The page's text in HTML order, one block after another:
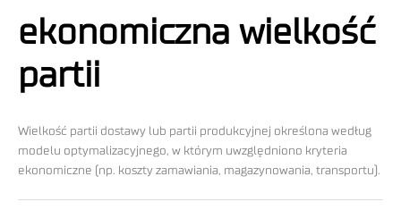
ekonomiczna wielkość
partii
Wielkość partii dostawy lub partii produkcyjnej określona według
modelu optymalizacyjnego, w którym uwzględniono kryteria
ekonomiczne (np. koszty zamawiania, magazynowania, transportu).